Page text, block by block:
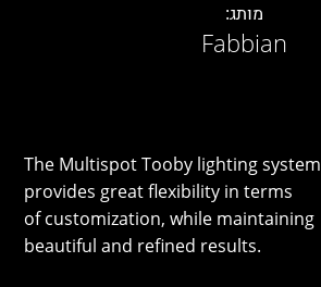
TOBIAS GRAU
מותג:
Fabbian
The Multispot Tooby lighting system
provides great flexibility in terms
of customization, while maintaining
beautiful and refined results.